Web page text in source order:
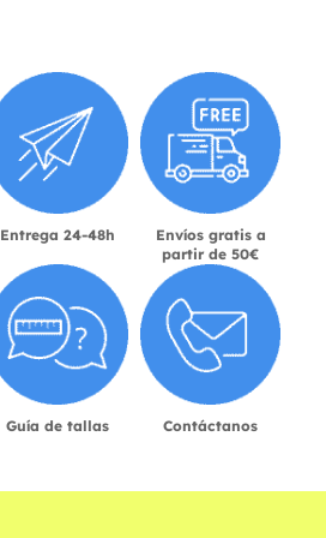
Entrega 24-48h
Envíos gratis a
partir de 50€
Guía de tallas Contáctanos